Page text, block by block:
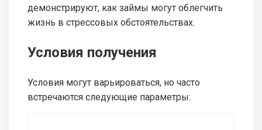
демонстрируют, как займы могут облегчить
жизнь в стрессовых обстоятельствах.
Условия получения
Условия могут варьироваться, но часто
встречаются следующие параметры: